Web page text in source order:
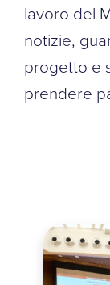
lavoro del
notizie,
progetto e
prendere